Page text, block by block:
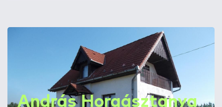
András Horgásztanya